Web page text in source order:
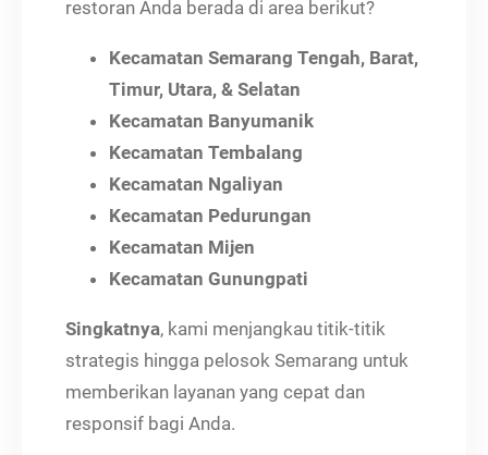
restoran Anda berada di area berikut?
Kecamatan Semarang Tengah, Barat,
Timur, Utara, & Selatan
Kecamatan Banyumanik
Kecamatan Tembalang
Kecamatan Ngaliyan
Kecamatan Pedurungan
Kecamatan Mijen
Kecamatan Gunungpati
Singkatnya, kami menjangkau titik-titik
strategis hingga pelosok Semarang untuk
memberikan layanan yang cepat dan
responsif bagi Anda.